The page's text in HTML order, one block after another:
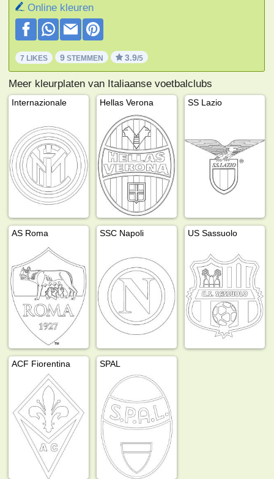
Online kleuren
7 LIKES 9 STEMMEN 3.9/5
Meer kleurplaten van Italiaanse voetbalclubs
Internazionale Hellas Verona SS Lazio
AS Roma SSC Napoli US Sassuolo
ACF Fiorentina SPAL